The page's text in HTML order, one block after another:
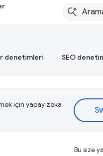
denetimleri SEO
için yapay zeka
Bu size